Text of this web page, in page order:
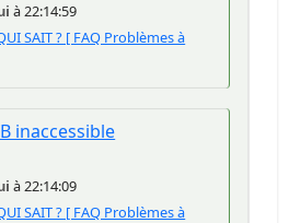
à 22:14:59
SAIT ? [ FAQ Problèmes à
inaccessible
à 22:14:09
SAIT ? [ FAQ Problèmes à